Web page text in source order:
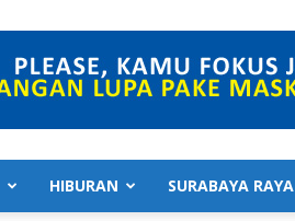
HIBURAN SURABAYA RAYA